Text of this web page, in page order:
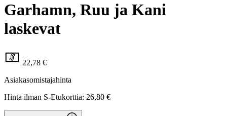
Garhamn, Ruu ja Kani
laskevat
22,78 €
Asiakasomistajahinta
Hinta ilman S-Etukorttia: 26,80 €